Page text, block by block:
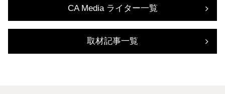
CA Media ライター一覧
取材記事一覧